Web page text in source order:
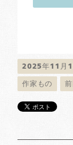
2025年11月
作家もの